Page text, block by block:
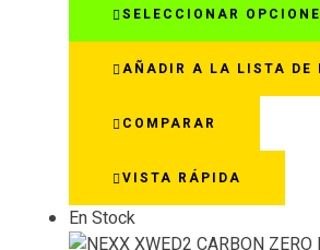
SELECCIONAR
AÑADIR A LA LISTA DE
COMPARAR
VISTA RÁPIDA
En Stock